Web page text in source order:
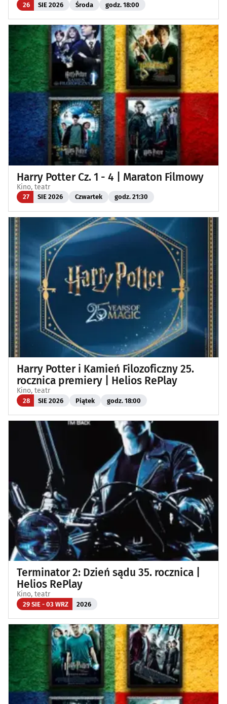
26 SIE 2026 Środa godz. 18:00
Harry Potter Cz. 1 - 4 | Maraton Filmowy
Kino, teatr
27 SIE 2026 Czwartek godz. 21:30
Harry Potter i Kamień Filozoficzny 25.
rocznica premiery | Helios RePlay
Kino, teatr
28 SIE 2026 Piątek godz. 18:00
Terminator 2: Dzień sądu 35. rocznica |
Helios RePlay
Kino, teatr
29 SIE - 03 WRZ 2026